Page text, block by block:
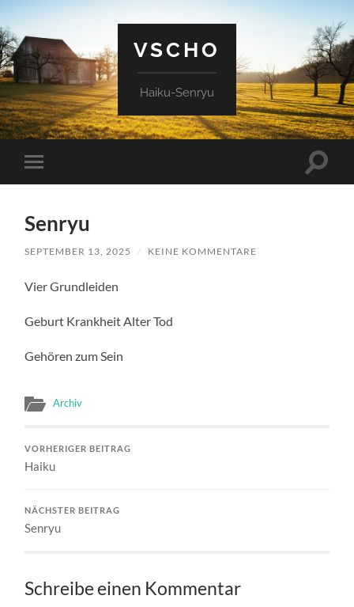
VSCHO
Haiku-Senryu
Mobile-
Menü
Senryu
SEPTEMBER 13, 2025 / KEINE KOMMENTARE
Vier Grundleiden
Geburt Krankheit Alter Tod
Gehören zum Sein
Archiv
VORHERIGER BEITRAG
Haiku
NÄCHSTER BEITRAG
Senryu
Schreibe einen Kommentar